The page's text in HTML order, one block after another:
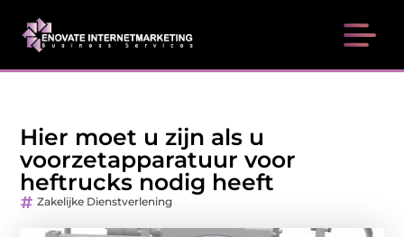
Hier moet u zijn als u
voorzetapparatuur voor
heftrucks nodig heeft
Zakelijke Dienstverlening